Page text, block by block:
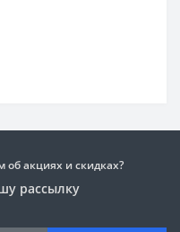
об акциях и скидках?
рассылку